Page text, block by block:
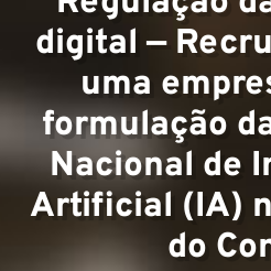
digital —
uma
formulação
Nacional de
Artificial (IA)
do